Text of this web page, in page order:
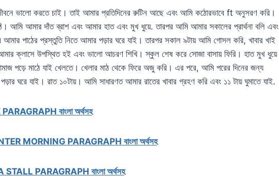
ভালো করতে চাই। তাই আমার প্রতিদিনের রুটিন আছে এবং আমি কঠোরভাবে ft অনুসরণ করি।
আমি আমার দাঁত ব্রাশ এবং আমার হাত এবং মুখ ধুয়ে. তারপর আমি আমার সকালের প্রার্থনা বলি এবং
আমার পাঠের প্রস্তুতি নিতে আমার পড়ার ঘরে যাই। তারপর সকাল ৯টায় আমি গোসল করি, খাবার খাই
ক্লাসে উপস্থিত হই এবং ভালো আচরণ শিখি। স্কুল শেষ করে সোজা বাসায় ফিরি। হাত মুখ ধুয়ে
পড়ে মাঠে যাই খেলতে। খেলার মাঠ থেকে ফিরে অজু করি। এর পরে, আমি পরের দিনের জন্য
ঘরে যাই। রাত ১০টায়। আমি সাধারণত আমার রাতের খাবার গ্রহণ করি এবং ১১ টায় ঘুমাতে যাই.
বাংলা অর্থসহ
MORNING PARAGRAPH বাংলা অর্থসহ
STALL PARAGRAPH বাংলা অর্থসহ